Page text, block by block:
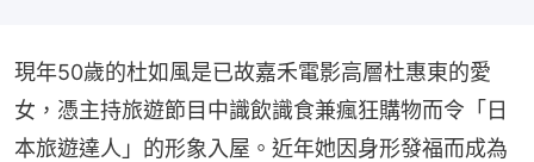
現年50歲的杜如風是已故嘉禾電影高層杜惠東的愛
女，憑主持旅遊節目中識飲識食兼瘋狂購物而令「日
本旅遊達人」的形象入屋。近年她因身形發福而成為